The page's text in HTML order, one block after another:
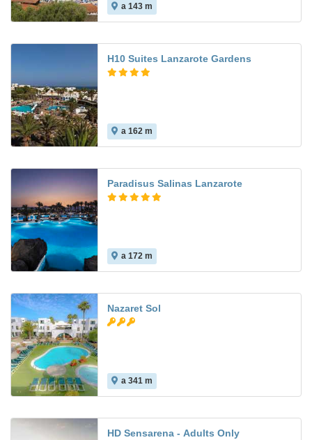
a 143 m
H10 Suites Lanzarote Gardens
a 162 m
Paradisus Salinas Lanzarote
a 172 m
Nazaret Sol
a 341 m
HD Sensarena - Adults Only